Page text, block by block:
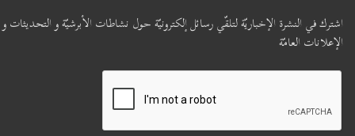
اشترك في النشرة الإخباريّة لتلقّي رسائل إلكترونيّة حول نشاطات الأبرشيّة و التحديثات و
الإعلانات العامّة